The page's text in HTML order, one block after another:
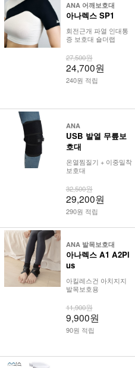
ANA 어깨보호대
아나렉스 SP1
회전근개 파열 인대통
증 보호대 숄더랩
27,500원
24,700원
240원 적립
ANA
USB 발열 무릎보
호대
온열찜질기 + 이중밀착
보호대
32,500원
29,200원
290원 적립
ANA 발목보호대
아나렉스 A1 A2Pl
us
아킬레스건 아치지지
발목보호용
11,900원
9,900원
90원 적립